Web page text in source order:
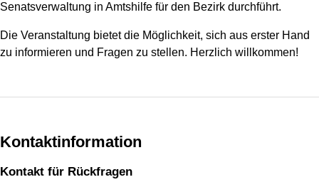
Senatsverwaltung in Amtshilfe für den Bezirk durchführt.
Die Veranstaltung bietet die Möglichkeit, sich aus erster Hand
zu informieren und Fragen zu stellen. Herzlich willkommen!
Kontaktinformation
Kontakt für Rückfragen